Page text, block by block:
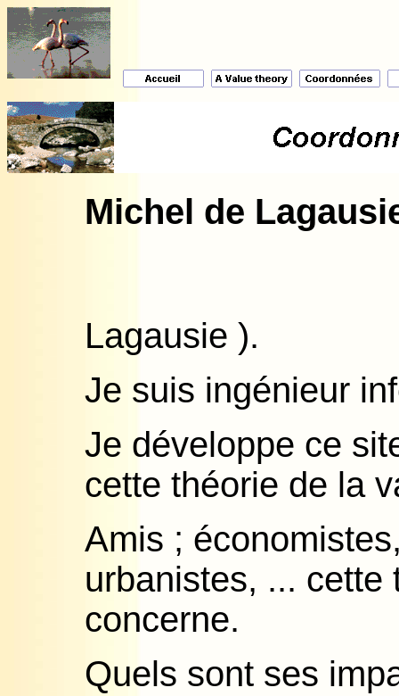
Michel de
Lagausie
Je suis ingénieur
Je développe ce
cette théorie de la
Amis ;
urbanistes, ... cette
concerne.
Quels sont ses